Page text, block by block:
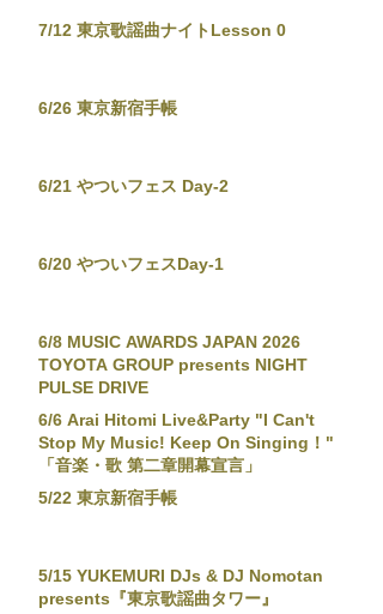
7/12 東京歌謡曲ナイトLesson 0
6/26 東京新宿手帳
6/21 やついフェス Day-2
6/20 やついフェスDay-1
6/8 MUSIC AWARDS JAPAN 2026
TOYOTA GROUP presents NIGHT
PULSE DRIVE
6/6 Arai Hitomi Live&Party "I Can't
Stop My Music! Keep On Singing！"
「音楽・歌 第二章開幕宣言」
5/22 東京新宿手帳
5/15 YUKEMURI DJs & DJ Nomotan
presents『東京歌謡曲タワー』